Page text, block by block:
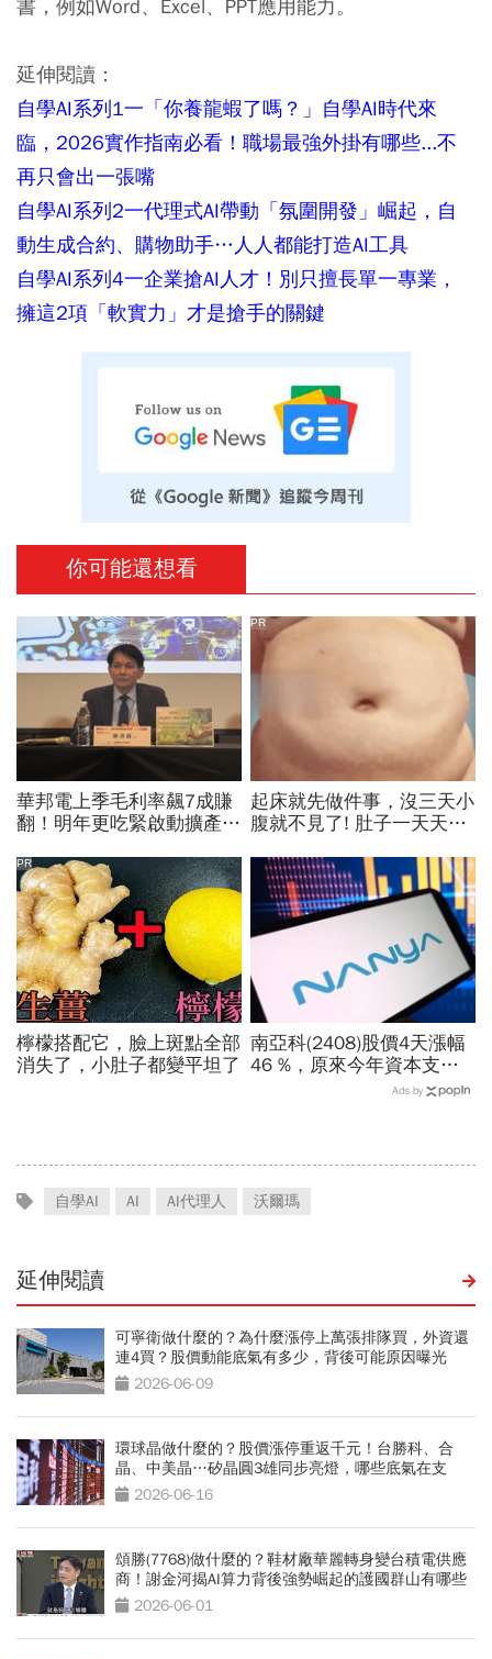
書，例如Word、Excel、PPT應用能力。
延伸閱讀：
自學AI系列1一「你養龍蝦了嗎？」自學AI時代來
臨，2026實作指南必看！職場最強外掛有哪些...不
再只會出一張嘴
自學AI系列2一代理式AI帶動「氛圍開發」崛起，自
動生成合約、購物助手…人人都能打造AI工具
自學AI系列4一企業搶AI人才！別只擅長單一專業，
擁這2項「軟實力」才是搶手的關鍵
你可能還想看
華邦電上季毛利率飆7成賺
翻！明年更吃緊啟動擴產、
若想到，早入主記憶體廠
起床就先做件事，沒三天小
腹就不見了! 肚子一天天變
PR
檸檬搭配它，臉上斑點全部
消失了，小肚子都變平坦了
PR
南亞科(2408)股價4天漲幅
46 %，原來今年資本支出
拉高、7月營收增7倍破
Ads by
自學AI AI AI代理人 沃爾瑪
延伸閱讀
可寧衛做什麼的？為什麼漲停上萬張排隊買，外資還
連4買？股價動能底氣有多少，背後可能原因曝光
2026-06-09
環球晶做什麼的？股價漲停重返千元！台勝科、合
晶、中美晶…矽晶圓3雄同步亮燈，哪些底氣在支
撐？2026-06-16
頌勝(7768)做什麼的？鞋材廠華麗轉身變台積電供應
商！謝金河揭AI算力背後強勢崛起的護國群山有哪些
2026-06-01